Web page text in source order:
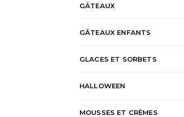
GÂTEAUX
GÂTEAUX ENFANTS
GLACES ET SORBETS
HALLOWEEN
MOUSSES ET CRÈMES